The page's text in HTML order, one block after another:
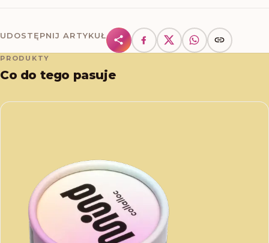
UDOSTĘPNIJ ARTYKUŁ
PRODUKTY
Co do tego pasuje